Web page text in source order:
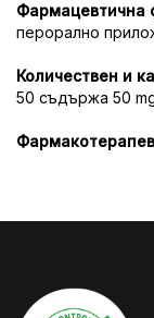
Фармацевтична
перорално
Количествен и
50 съдържа 50